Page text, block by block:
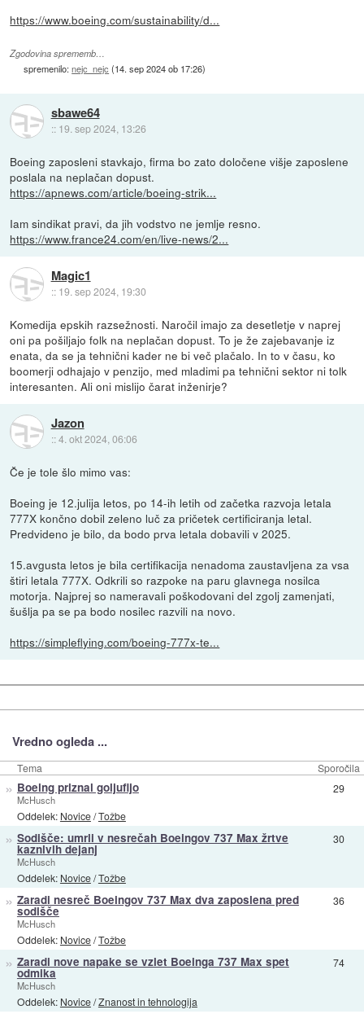
https://www.boeing.com/sustainability/d...
Zgodovina sprememb…
spremenilo:nejc_nejc (14. sep 2024 ob 17:26)
sbawe64
:: 19. sep 2024, 13:26
Boeing zaposleni stavkajo, firma bo zato določene višje zaposlene
poslala na neplačan dopust.
https://apnews.com/article/boeing-strik...
Iam sindikat pravi, da jih vodstvo ne jemlje resno.
https://www.france24.com/en/live-news/2...
Magic1
:: 19. sep 2024, 19:30
Komedija epskih razsežnosti. Naročil imajo za desetletje v naprej
oni pa pošiljajo folk na neplačan dopust. To je že zajebavanje iz
enata, da se ja tehnični kader ne bi več plačalo. In to v času, ko
boomerji odhajajo v penzijo, med mladimi pa tehnični sektor ni tolk
interesanten. Ali oni mislijo čarat inženirje?
Jazon
::4. okt 2024, 06:06
Če je tole šlo mimo vas:
Boeing je 12.julija letos, po 14-ih letih od začetka razvoja letala
777X končno dobil zeleno luč za pričetek certificiranja letal.
Predvideno je bilo, da bodo prva letala dobavili v 2025.
15.avgusta letos je bila certifikacija nenadoma zaustavljena za vsa
štiri letala 777X. Odkrili so razpoke na paru glavnega nosilca
motorja. Najprej so nameravali poškodovani del zgolj zamenjati,
šušlja pa se pa bodo nosilec razvili na novo.
https://simpleflying.com/boeing-777x-te...
Vredno ogleda ...
Tema Sporočila
» Boeing priznal goljufijo
McHusch
Oddelek: Novice/Tožbe
29
» Sodišče: umrli v nesrečah Boeingov 737 Max žrtve
kaznivih dejanj
McHusch
Oddelek: Novice/Tožbe
30
» Zaradi nesreč Boeingov 737 Max dva zaposlena pred
sodišče
McHusch
Oddelek: Novice/Tožbe
36
» Zaradi nove napake se vzlet Boeinga 737 Max spet
odmika
McHusch
Oddelek: Novice/Znanost in tehnologija
74